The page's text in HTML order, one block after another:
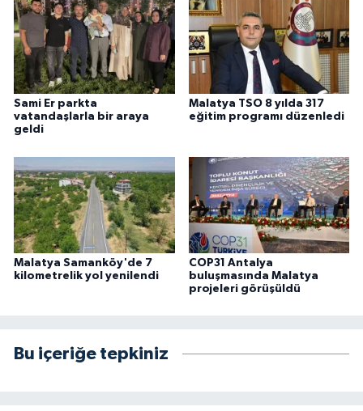
Sami Er parkta
vatandaşlarla bir araya
geldi
Malatya TSO 8 yılda 317
eğitim programı düzenledi
Malatya Samanköy'de 7
kilometrelik yol yenilendi
COP31 Antalya
buluşmasında Malatya
projeleri görüşüldü
Bu içeriğe tepkiniz